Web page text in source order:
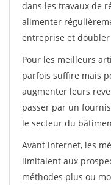
dans les travaux de
alimenter
entreprise et
Pour les meilleurs
parfois suffire mais
augmenter leurs
passer par un
le secteur du
Avant internet, les
limitaient aux
méthodes plus ou